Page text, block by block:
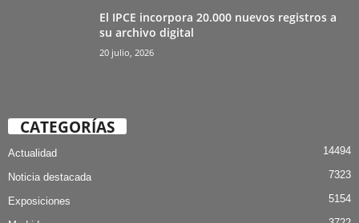
El IPCE incorpora 20.000 nuevos registros a
su archivo digital
20 julio, 2026
CATEGORÍAS
Actualidad 14494
Noticia destacada 7323
Exposiciones 5154